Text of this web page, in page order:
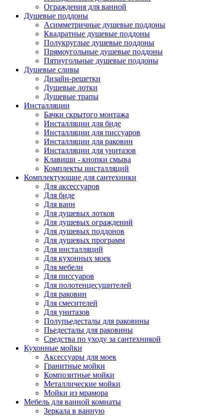
Ограждения для ванной
Душевые поддоны
Асимметричные душевые поддоны
Квадратные душевые поддоны
Полукруглые душевые поддоны
Прямоугольные душевые поддоны
Пятиугольные душевые поддоны
Душевые сливы
Дизайн-решетки
Душевые лотки
Душевые трапы
Инсталляции
Бачки скрытого монтажа
Инсталляции для биде
Инсталляции для писсуаров
Инсталляции для раковин
Инсталляции для унитазов
Клавиши - кнопки смыва
Комплекты инсталляций
Комплектующие для сантехники
Для аксессуаров
Для биде
Для ванн
Для душевых лотков
Для душевых ограждений
Для душевых поддонов
Для душевых программ
Для инсталляций
Для кухонных моек
Для мебели
Для писсуаров
Для полотенцесушителей
Для раковин
Для смесителей
Для унитазов
Полупьедесталы для раковины
Пьедесталы для раковины
Средства по уходу за сантехникой
Кухонные мойки
Аксессуары для моек
Гранитные мойки
Композитные мойки
Металлические мойки
Мойки из мрамора
Мебель для ванной комнаты
Зеркала в ванную